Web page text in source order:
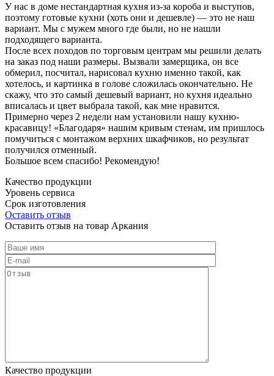
У нас в доме нестандартная кухня из-за короба и выступов,
поэтому готовые кухни (хоть они и дешевле) — это не наш
вариант. Мы с мужем много где были, но не нашли
подходящего варианта.
После всех походов по торговым центрам мы решили делать
на заказ под наши размеры. Вызвали замерщика, он все
обмерил, посчитал, нарисовал кухню именно такой, как
хотелось, и картинка в голове сложилась окончательно. Не
скажу, что это самый дешевый вариант, но кухня идеально
вписалась и цвет выбрала такой, как мне нравится.
Примерно через 2 недели нам установили нашу кухню-
красавицу! «Благодаря» нашим кривым стенам, им пришлось
помучиться с монтажом верхних шкафчиков, но результат
получился отменный.
Большое всем спасибо! Рекомендую!
Качество продукции
Уровень сервиса
Срок изготовления
Оставить отзыв
Оставить отзыв на товар Аркания
Качество продукции